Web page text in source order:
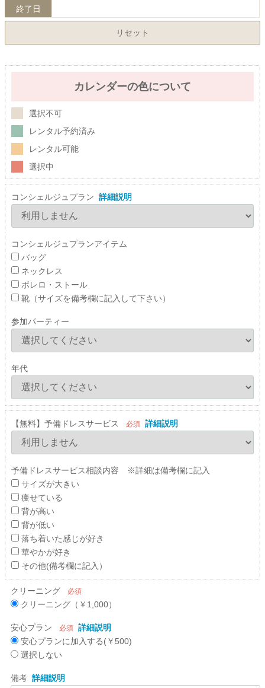
終了日
リセット
カレンダーの色について
選択不可
レンタル予約済み
レンタル可能
選択中
コンシェルジュプラン 詳細説明
コンシェルジュプランアイテム
バッグ
ネックレス
ボレロ・ストール
靴（サイズを備考欄に記入して下さい）
参加パーティー
年代
【無料】予備ドレスサービス 必須 詳細説明
予備ドレスサービス相談内容 ※詳細は備考欄に記入
サイズが大きい
痩せている
背が高い
背が低い
落ち着いた感じが好き
華やかが好き
その他(備考欄に記入）
クリーニング 必須
クリーニング（￥1,000）
安心プラン 必須 詳細説明
安心プランに加入する(￥500)
選択しない
備考 詳細説明